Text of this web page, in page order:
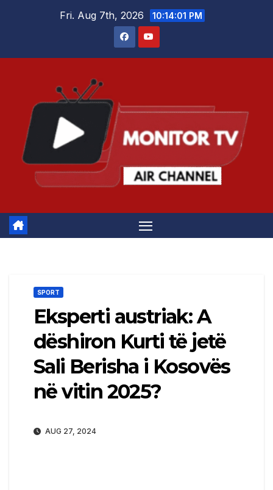
Fri. Aug 7th, 2026 10:14:01 PM
SPORT
Eksperti austriak: A
dëshiron Kurti të jetë
Sali Berisha i Kosovës
në vitin 2025?
AUG 27, 2024